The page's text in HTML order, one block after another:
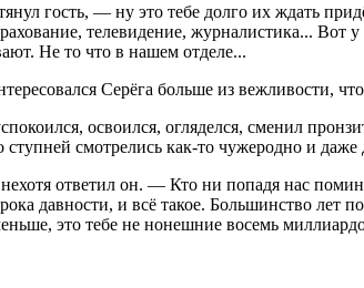
гость, — ну это тебе долго их ждать
телевидение, журналистика... Вот
Не то что в нашем отделе...
Серёга больше из вежливости,
освоился, огляделся, сменил
смотрелись как-то чужеродно и
ответил он. — Кто ни попадя нас
давности, и всё такое. Большинство
это тебе не нонешние восемь